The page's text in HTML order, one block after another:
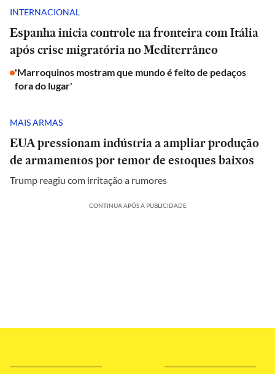
INTERNACIONAL
Espanha inicia controle na fronteira com Itália
após crise migratória no Mediterrâneo
'Marroquinos mostram que mundo é feito de pedaços
fora do lugar'
MAIS ARMAS
EUA pressionam indústria a ampliar produção
de armamentos por temor de estoques baixos
Trump reagiu com irritação a rumores
CONTINUA APÓS A PUBLICIDADE